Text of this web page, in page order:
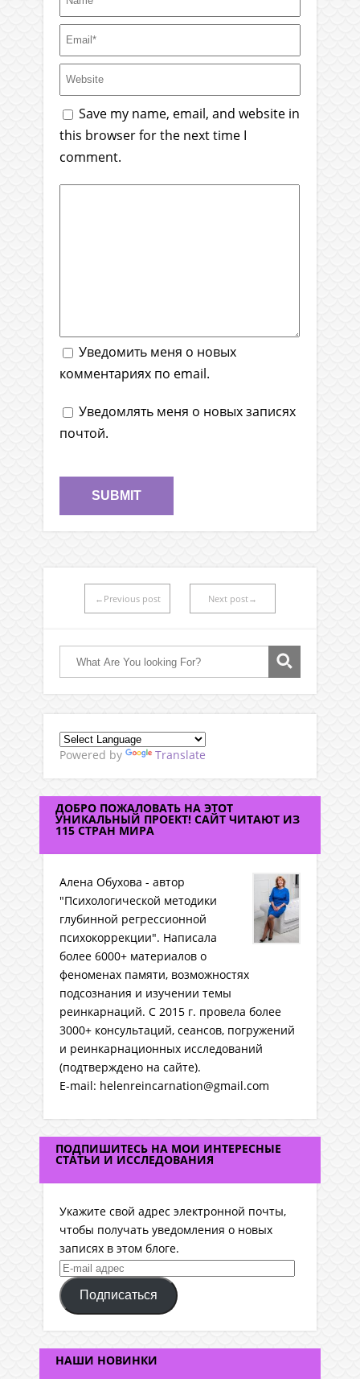
Save my name, email, and website in
this browser for the next time I
comment.
Уведомить меня о новых
комментариях по email.
Уведомлять меня о новых записях
почтой.
←Previous post Next post→
Powered by Translate
ДОБРО ПОЖАЛОВАТЬ НА ЭТОТ
УНИКАЛЬНЫЙ ПРОЕКТ! САЙТ ЧИТАЮТ ИЗ
115 СТРАН МИРА
Алена Обухова - автор
"Психологической методики
глубинной регрессионной
психокоррекции". Написала
более 6000+ материалов о
феноменах памяти, возможностях
подсознания и изучении темы
реинкарнаций. C 2015 г. провела более
3000+ консультаций, сеансов, погружений
и реинкарнационных исследований
(подтверждено на сайте).
E-mail: helenreincarnation@gmail.com
ПОДПИШИТЕСЬ НА МОИ ИНТЕРЕСНЫЕ
СТАТЬИ И ИССЛЕДОВАНИЯ
Укажите свой адрес электронной почты,
чтобы получать уведомления о новых
записях в этом блоге.
E-
mail
адрес
Подписаться
НАШИ НОВИНКИ